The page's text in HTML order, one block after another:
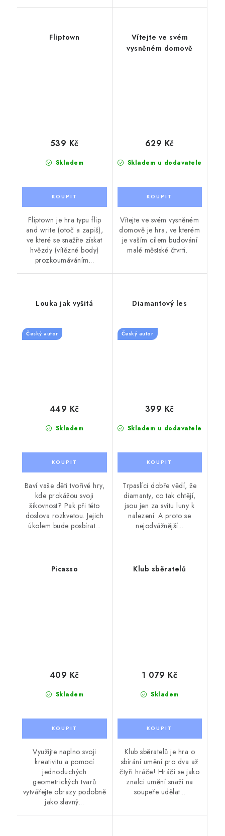
Fliptown
Skladem
539 Kč
Fliptown je hra typu flip
and write (otoč a zapiš),
ve které se snažíte získat
hvězdy (vítězné body)
prozkoumáváním...
Vítejte ve svém
vysněném domově
Skladem u dodavatele
629 Kč
Vítejte ve svém vysněném
domově je hra, ve kterém
je vaším cílem budování
malé městské čtvrti.
Louka jak vyšitá
Český autor
Skladem
449 Kč
Baví vaše děti tvořivé hry,
kde prokážou svoji
šikovnost? Pak při této
doslova rozkvetou. Jejich
úkolem bude posbírat...
Diamantový les
Český autor
Skladem u dodavatele
399 Kč
Trpaslíci dobře vědí, že
diamanty, co tak chtějí,
jsou jen za svitu luny k
nalezení. A proto se
nejodvážnější...
Picasso
Skladem
409 Kč
Využijte naplno svoji
kreativitu a pomocí
jednoduchých
geometrických tvarů
vytvářejte obrazy podobně
jako slavný...
Klub sběratelů
Skladem
1 079 Kč
Klub sběratelů je hra o
sbírání umění pro dva až
čtyři hráče! Hráči se jako
znalci umění snaží na
soupeře udělat...